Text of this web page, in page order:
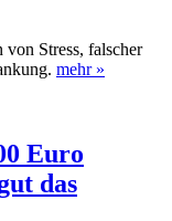
von Stress, falscher
mehr »
Euro
das